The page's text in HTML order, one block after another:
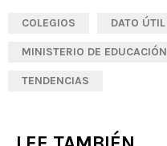
COLEGIOS DATO ÚTIL
MINISTERIO DE EDUCACIÓN
TENDENCIAS